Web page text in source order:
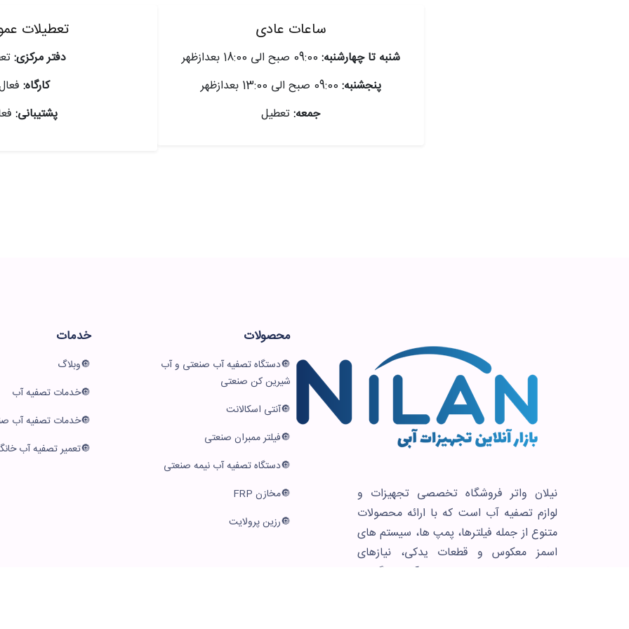
ساعات عادی
شنبه تا چهارشنبه:
پنجشنبه:
جمعه:تعطیل
تعطیلات
دفتر مرکزی:
کارگاه:
پشتیبانی:
نیلان واتر فروشگاه تخصصی تجهیزات و
لوازم تصفیه آب است که با ارائه محصولات
متنوع از جمله فیلترها، پمپ ها، سیستم های
اسمز معکوس و قطعات یدکی، نیازهای
مشتریان را در حوزه تصفیه آب خانگی و
محصولات
دستگاه تصفیه آب صنعتی و آب
شیرین کن صنعتی
آنتی اسکالانت
فیلتر ممبران صنعتی
دستگاه تصفیه آب نیمه صنعتی
مخازن FRP
رزین پرولایت
خدمات
وبلاگ
خدمات تصفیه آب
خدمات تصفیه آب
تعمیر تصفیه آب